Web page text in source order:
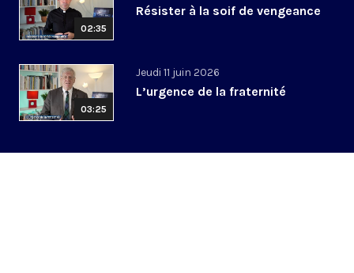
02:35
Résister à la soif de vengeance
03:25
Jeudi 11 juin 2026
L’urgence de la fraternité